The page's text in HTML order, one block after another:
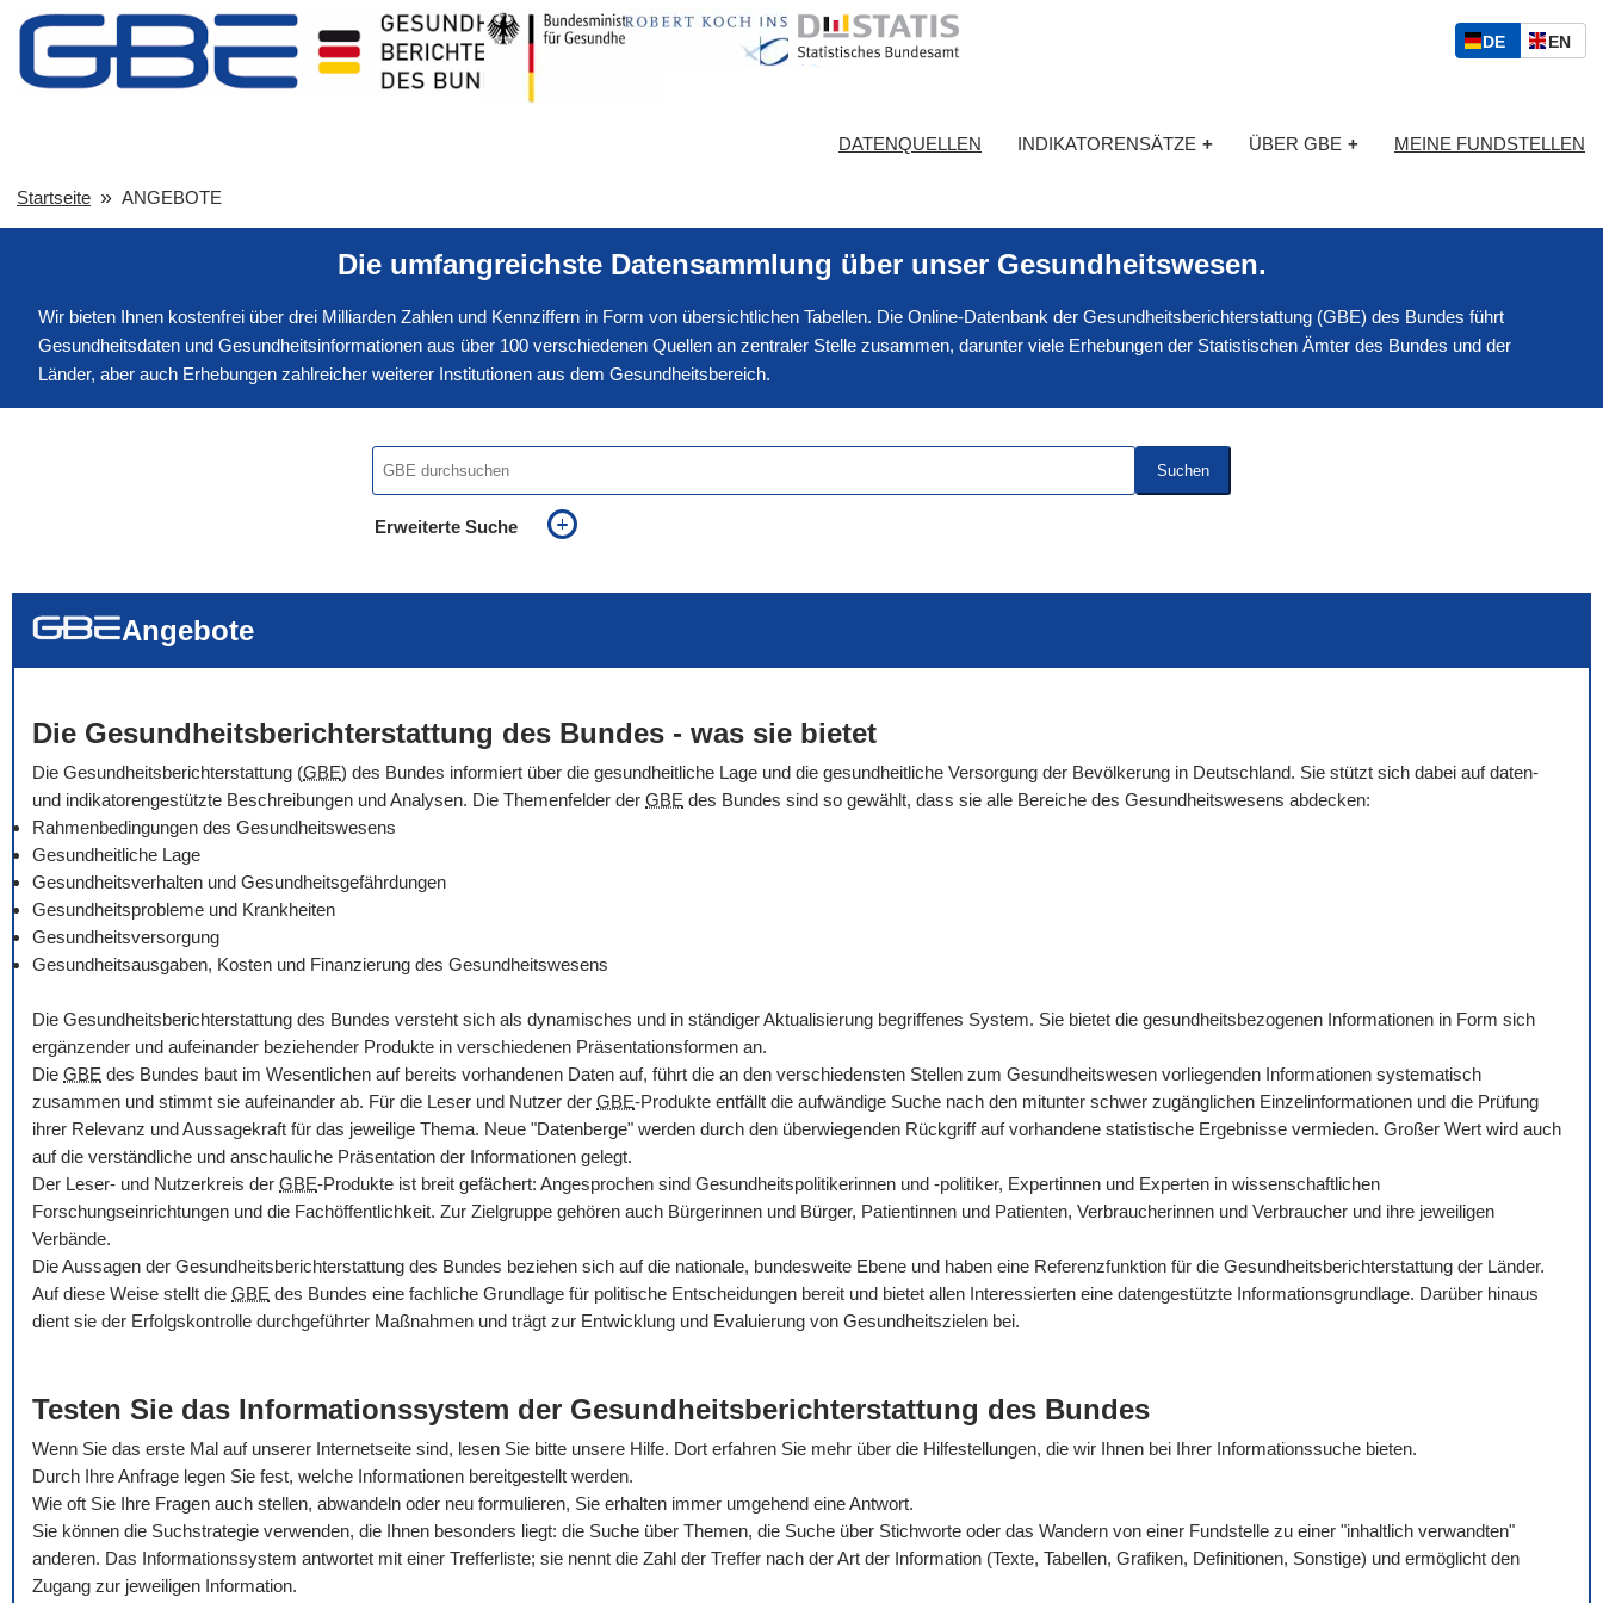
S
p
c
h
l
DED
S
ENE
I
H
DATENQUELLEN INDIKATORENSÄTZE + ÜBER GBE + MEINE FUNDSTELLEN
Startseite ANGEBOTE
Die umfangreichste Datensammlung über unser Gesundheitswesen.
Wir bieten Ihnen kostenfrei über drei Milliarden Zahlen und Kennziffern in Form von übersichtlichen Tabellen. Die Online-Datenbank der Gesundheitsberichterstattung (GBE) des Bundes führt
Gesundheitsdaten und Gesundheitsinformationen aus über 100 verschiedenen Quellen an zentraler Stelle zusammen, darunter viele Erhebungen der Statistischen Ämter des Bundes und der
Länder, aber auch Erhebungen zahlreicher weiterer Institutionen aus dem Gesundheitsbereich.
Suchen
Erweiterte Suche
Angebote
Die Gesundheitsberichterstattung des Bundes - was sie bietet
Die Gesundheitsberichterstattung (GBE) des Bundes informiert über die gesundheitliche Lage und die gesundheitliche Versorgung der Bevölkerung in Deutschland. Sie stützt sich dabei auf daten-
und indikatorengestützte Beschreibungen und Analysen. Die Themenfelder der GBE des Bundes sind so gewählt, dass sie alle Bereiche des Gesundheitswesens abdecken:
Rahmenbedingungen des Gesundheitswesens
Gesundheitliche Lage
Gesundheitsverhalten und Gesundheitsgefährdungen
Gesundheitsprobleme und Krankheiten
Gesundheitsversorgung
Gesundheitsausgaben, Kosten und Finanzierung des Gesundheitswesens
Die Gesundheitsberichterstattung des Bundes versteht sich als dynamisches und in ständiger Aktualisierung begriffenes System. Sie bietet die gesundheitsbezogenen Informationen in Form sich
ergänzender und aufeinander beziehender Produkte in verschiedenen Präsentationsformen an.
Die GBE des Bundes baut im Wesentlichen auf bereits vorhandenen Daten auf, führt die an den verschiedensten Stellen zum Gesundheitswesen vorliegenden Informationen systematisch
zusammen und stimmt sie aufeinander ab. Für die Leser und Nutzer der GBE-Produkte entfällt die aufwändige Suche nach den mitunter schwer zugänglichen Einzelinformationen und die Prüfung
ihrer Relevanz und Aussagekraft für das jeweilige Thema. Neue "Datenberge" werden durch den überwiegenden Rückgriff auf vorhandene statistische Ergebnisse vermieden. Großer Wert wird auch
auf die verständliche und anschauliche Präsentation der Informationen gelegt.
Der Leser- und Nutzerkreis der GBE-Produkte ist breit gefächert: Angesprochen sind Gesundheitspolitikerinnen und -politiker, Expertinnen und Experten in wissenschaftlichen
Forschungseinrichtungen und die Fachöffentlichkeit. Zur Zielgruppe gehören auch Bürgerinnen und Bürger, Patientinnen und Patienten, Verbraucherinnen und Verbraucher und ihre jeweiligen
Verbände.
Die Aussagen der Gesundheitsberichterstattung des Bundes beziehen sich auf die nationale, bundesweite Ebene und haben eine Referenzfunktion für die Gesundheitsberichterstattung der Länder.
Auf diese Weise stellt die GBE des Bundes eine fachliche Grundlage für politische Entscheidungen bereit und bietet allen Interessierten eine datengestützte Informationsgrundlage. Darüber hinaus
dient sie der Erfolgskontrolle durchgeführter Maßnahmen und trägt zur Entwicklung und Evaluierung von Gesundheitszielen bei.
Testen Sie das Informationssystem der Gesundheitsberichterstattung des Bundes
Wenn Sie das erste Mal auf unserer Internetseite sind, lesen Sie bitte unsere Hilfe. Dort erfahren Sie mehr über die Hilfestellungen, die wir Ihnen bei Ihrer Informationssuche bieten.
Durch Ihre Anfrage legen Sie fest, welche Informationen bereitgestellt werden.
Wie oft Sie Ihre Fragen auch stellen, abwandeln oder neu formulieren, Sie erhalten immer umgehend eine Antwort.
Sie können die Suchstrategie verwenden, die Ihnen besonders liegt: die Suche über Themen, die Suche über Stichworte oder das Wandern von einer Fundstelle zu einer "inhaltlich verwandten"
anderen. Das Informationssystem antwortet mit einer Trefferliste; sie nennt die Zahl der Treffer nach der Art der Information (Texte, Tabellen, Grafiken, Definitionen, Sonstige) und ermöglicht den
Zugang zur jeweiligen Information.